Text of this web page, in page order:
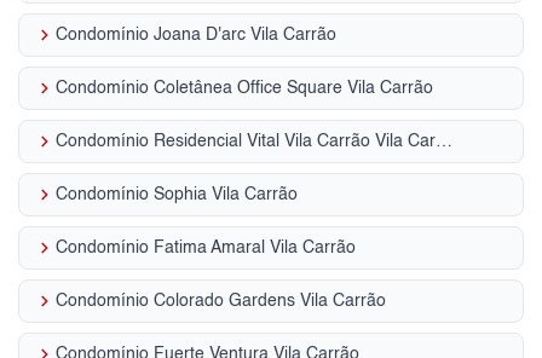
keyboard_arrow_right Condomínio Joana D'arc Vila Carrão
keyboard_arrow_right Condomínio Coletânea Office Square Vila Carrão
keyboard_arrow_right Condomínio Residencial Vital Vila Carrão Vila Carrão
keyboard_arrow_right Condomínio Sophia Vila Carrão
keyboard_arrow_right Condomínio Fatima Amaral Vila Carrão
keyboard_arrow_right Condomínio Colorado Gardens Vila Carrão
Condomínio Fuerte Ventura Vila Carrão